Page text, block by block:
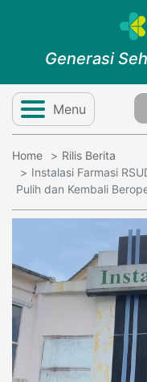
Generasi
Menu
Home
Rilis Berita
Instalasi Farmasi
Pulih dan Kembali